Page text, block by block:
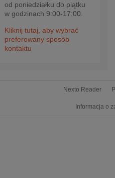
od poniedziałku do piątku
w godzinach 9:00-17:00.
Kliknij tutaj, aby wybrać
preferowany sposób
kontaktu
Nexto Reader
Informacja o